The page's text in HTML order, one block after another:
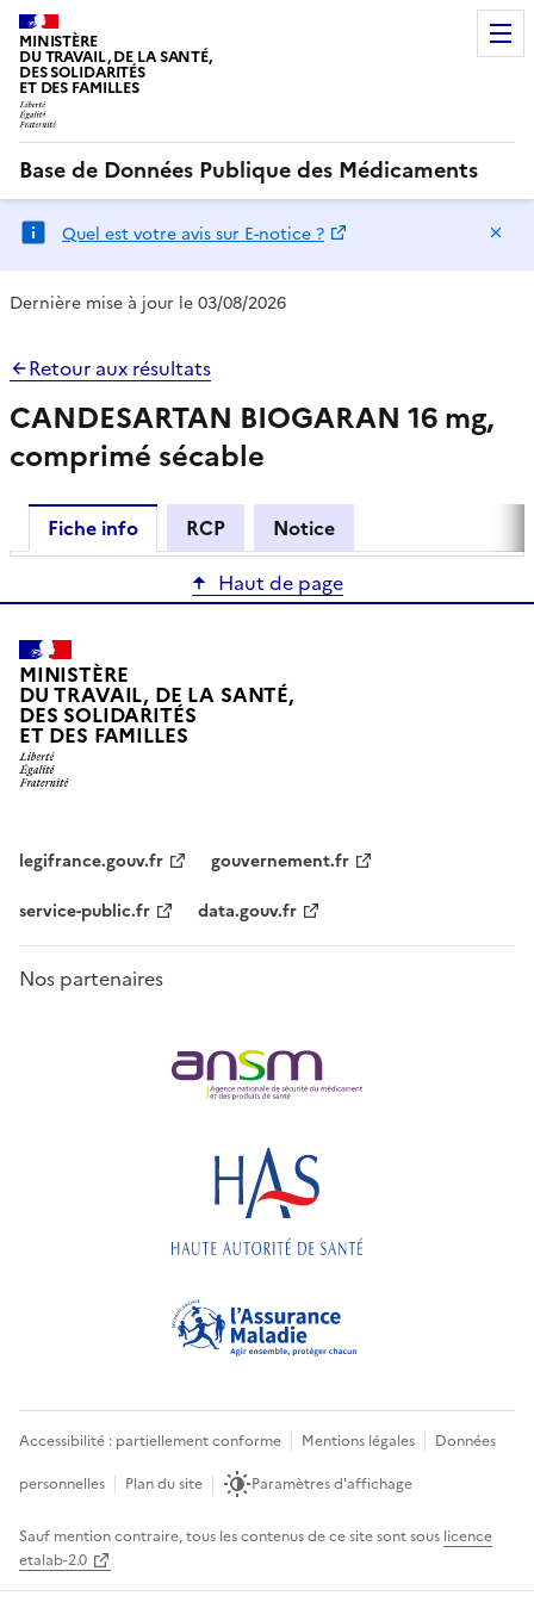
MINISTÈRE
DU TRAVAIL, DE LA SANTÉ,
DES SOLIDARITÉS
ET DES FAMILLES
Base de Données Publique des Médicaments
Quel est votre avis sur E-notice ?
Dernière mise à jour le 03/08/2026
Retour aux résultats
CANDESARTAN BIOGARAN 16 mg,
comprimé sécable
Fiche info RCP
Notice
Haut de page
MINISTÈRE
DU TRAVAIL, DE LA SANTÉ,
DES SOLIDARITÉS
ET DES FAMILLES
legifrance.gouv.fr
gouvernement.fr
service-public.fr
data.gouv.fr
Nos partenaires
Accessibilité : partiellement conforme Mentions légales
Données
personnelles
Plan du site Paramètres d'affichage
Sauf mention contraire, tous les contenus de ce site sont sous licence
etalab-2.0